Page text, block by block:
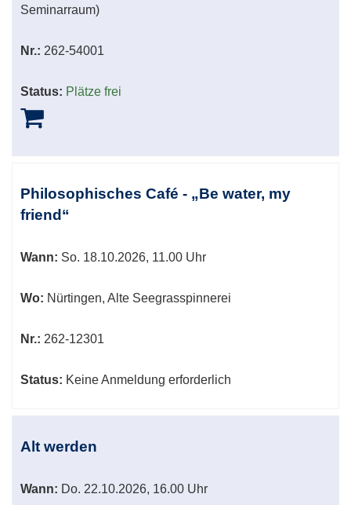
Seminarraum)
Nr.: 262-54001
Status: Plätze frei
Philosophisches Café - „Be water, my
friend“
Wann: So. 18.10.2026, 11.00 Uhr
Wo: Nürtingen, Alte Seegrasspinnerei
Nr.: 262-12301
Status: Keine Anmeldung erforderlich
Alt werden
Wann: Do. 22.10.2026, 16.00 Uhr